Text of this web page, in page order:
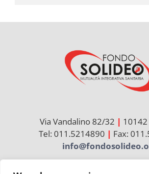
Via Vandalino 82/32 |
Tel: 011.5214890 | Fax: